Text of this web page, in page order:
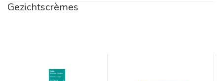
Gezichtscrèmes